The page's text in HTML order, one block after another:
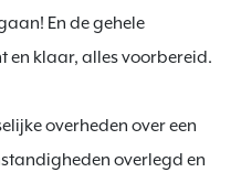
En de gehele
en klaar, alles voorbereid.
overheden over een
overlegd en